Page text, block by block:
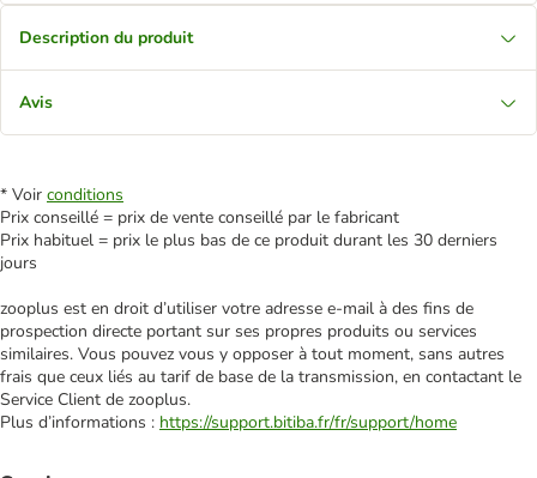
Description du produit
Avis
* Voir conditions
Prix conseillé = prix de vente conseillé par le fabricant
Prix habituel = prix le plus bas de ce produit durant les 30 derniers
jours
zooplus est en droit d’utiliser votre adresse e‑mail à des fins de
prospection directe portant sur ses propres produits ou services
similaires. Vous pouvez vous y opposer à tout moment, sans autres
frais que ceux liés au tarif de base de la transmission, en contactant le
Service Client de zooplus.
Plus d’informations : https://support.bitiba.fr/fr/support/home